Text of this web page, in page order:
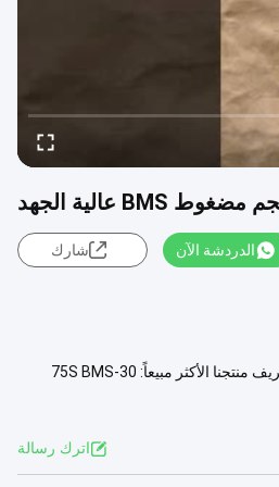
الدردشة الآن شارك
GCE سعر الجملة 72S 60S 64S 70S 75S 50A BMS متكاملة حجم مضغوط BMS عالية الجهد وصف المنتج: تعريف منتجنا الأكثر مبيعاً: 30-75S BMS
اترك رسالة